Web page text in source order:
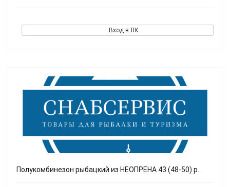
Вход в ЛК
Полукомбинезон рыбацкий из НЕОПРЕНА 43 (48-50) р.